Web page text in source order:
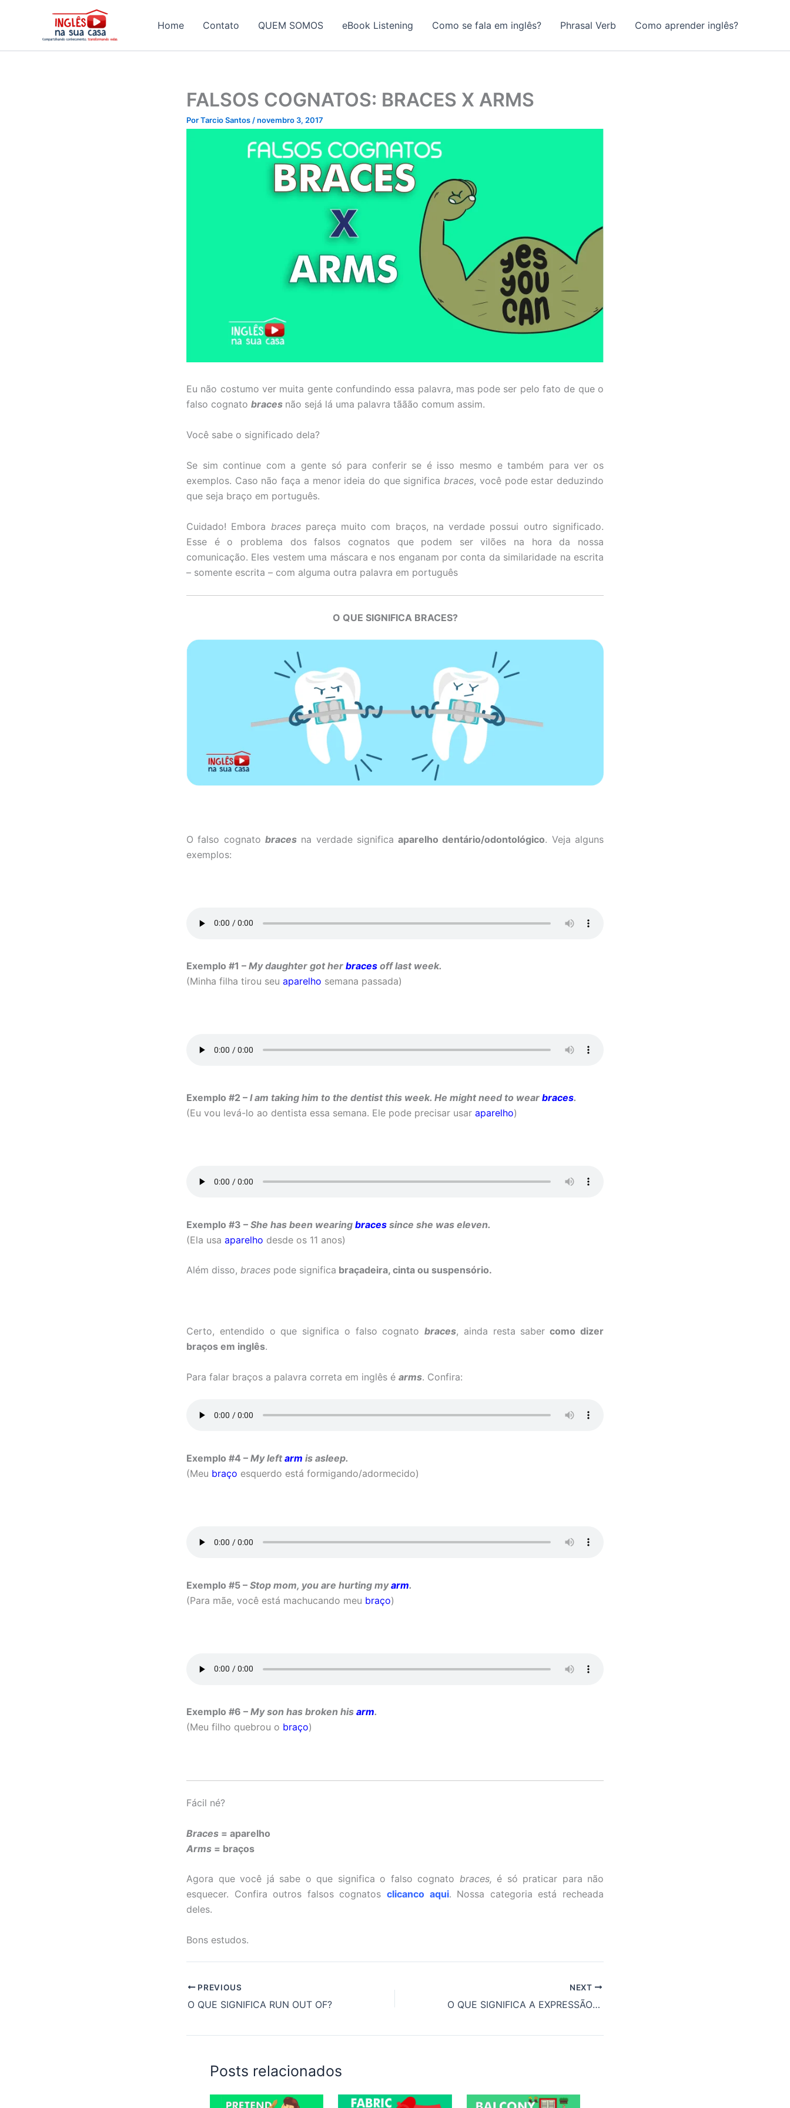
conteúdo
Home Contato QUEM SOMOS eBook Listening Como se fala em inglês? Phrasal Verb Como aprender inglês?
FALSOS COGNATOS: BRACES X ARMS
PorTarcio Santos /novembro 3, 2017
Eu não costumo ver muita gente confundindo essa palavra, mas pode ser pelo fato de que o
falso cognato braces não sejá lá uma palavra tããão comum assim.
Você sabe o significado dela?
Se sim continue com a gente só para conferir se é isso mesmo e também para ver os
exemplos. Caso não faça a menor ideia do que significabraces, você pode estar deduzindo
que seja braço em português.
Cuidado! Embora braces pareça muito com braços, na verdade possui outro significado.
Esse é o problema dos falsos cognatos que podem ser vilões na hora da nossa
comunicação. Eles vestem uma máscara e nos enganam por conta da similaridade na escrita
– somente escrita – com alguma outra palavra em português
O QUE SIGNIFICA BRACES?
O falso cognato braces na verdade significaaparelho dentário/odontológico. Veja alguns
exemplos:
Exemplo #1 – My daughter got her braces off last week.
(Minha filha tirou seu aparelho semana passada)
Exemplo #2 – I am taking him to the dentist this week. He might need to wear braces.
(Eu vou levá-lo ao dentista essa semana. Ele pode precisar usar aparelho)
Exemplo #3 – She has been wearing braces since she was eleven.
(Ela usa aparelho desde os 11 anos)
Além disso, braces pode significa braçadeira, cinta ou suspensório.
Certo, entendido o que significa o falso cognatobraces, ainda resta saber como dizer
braços em inglês.
Para falar braços a palavra correta em inglês é arms. Confira:
Exemplo #4 – My leftarm is asleep.
(Meu braço esquerdo está formigando/adormecido)
Exemplo #5 – Stop mom, you are hurting myarm.
(Para mãe, você está machucando meu braço)
Exemplo #6 – My son has broken his arm.
(Meu filho quebrou o braço)
Fácil né?
Braces = aparelho
Arms = braços
Agora que você já sabe o que significa o falso cognato braces, é só praticar para não
esquecer. Confira outros falsos cognatos clicanco aqui. Nossa categoria está recheada
deles.
Bons estudos.
PREVIOUS
O QUE SIGNIFICA RUN OUT OF?
NEXT
O QUE SIGNIFICA A EXPRESSÃO A PENNY FOR YOUR THOUGHTS?
Posts relacionados